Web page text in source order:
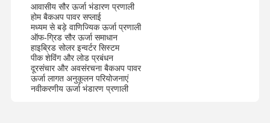
नवीकरणीय ऊर्जा प्रणाली
गृह ऊर्जा प्रबंधन प्रणाली
आवासीय सौर ऊर्जा प्रणाली
वाणिज्यिक सौर ऊर्जा प्रणाली
आवासीय सौर ऊर्जा भंडारण प्रणाली
होम बैकअप पावर सप्लाई
मध्यम से बड़े वाणिज्यिक ऊर्जा प्रणाली
ऑफ-ग्रिड सौर ऊर्जा समाधान
हाइब्रिड सोलर इन्वर्टर सिस्टम
पीक शेविंग और लोड प्रबंधन
दूरसंचार और अवसंरचना बैकअप पावर
ऊर्जा लागत अनुकूलन परियोजनाएं
नवीकरणीय ऊर्जा भंडारण प्रणाली